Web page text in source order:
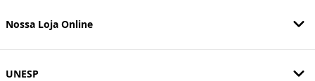
Nossa Loja Online
UNESP